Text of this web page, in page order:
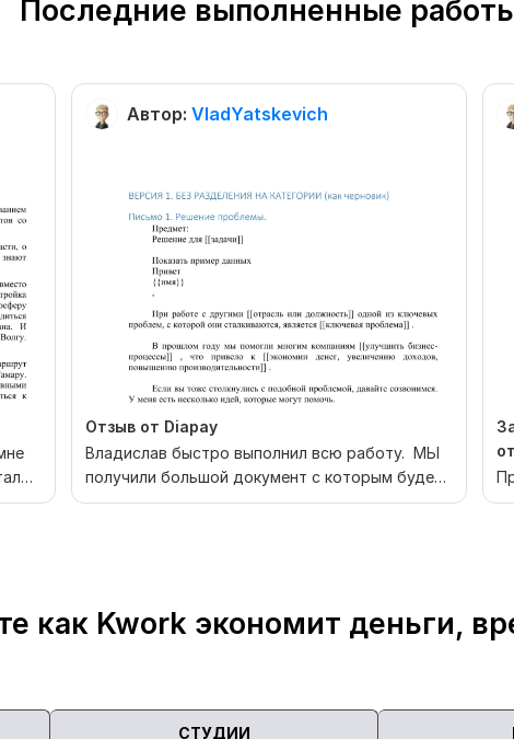
Последние выполненные
Автор: VladYatskevich
Отзыв от Diapay
Владислав быстро выполнил всю работу. МЫ
получили большой документ с которым будет
проще работат...
как Kwork экономит деньги,
СТУДИИ